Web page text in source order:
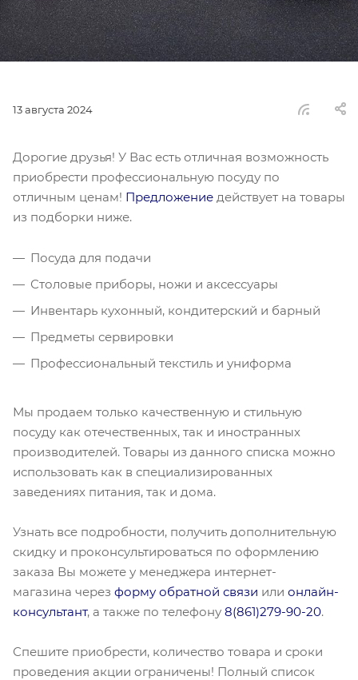
13 августа 2024
Дорогие друзья! У Вас есть отличная возможность
приобрести профессиональную посуду по
отличным ценам! Предложение действует на товары
из подборки ниже.
Посуда для подачи
Столовые приборы, ножи и аксессуары
Инвентарь кухонный, кондитерский и барный
Предметы сервировки
Профессиональный текстиль и униформа
Мы продаем только качественную и стильную
посуду как отечественных, так и иностранных
производителей. Товары из данного списка можно
использовать как в специализированных
заведениях питания, так и дома.
Узнать все подробности, получить дополнительную
скидку и проконсультироваться по оформлению
заказа Вы можете у менеджера интернет-
магазина через форму обратной связи или онлайн-
консультант, а также по телефону 8(861)279-90-20.
Спешите приобрести, количество товара и сроки
проведения акции ограничены! Полный список